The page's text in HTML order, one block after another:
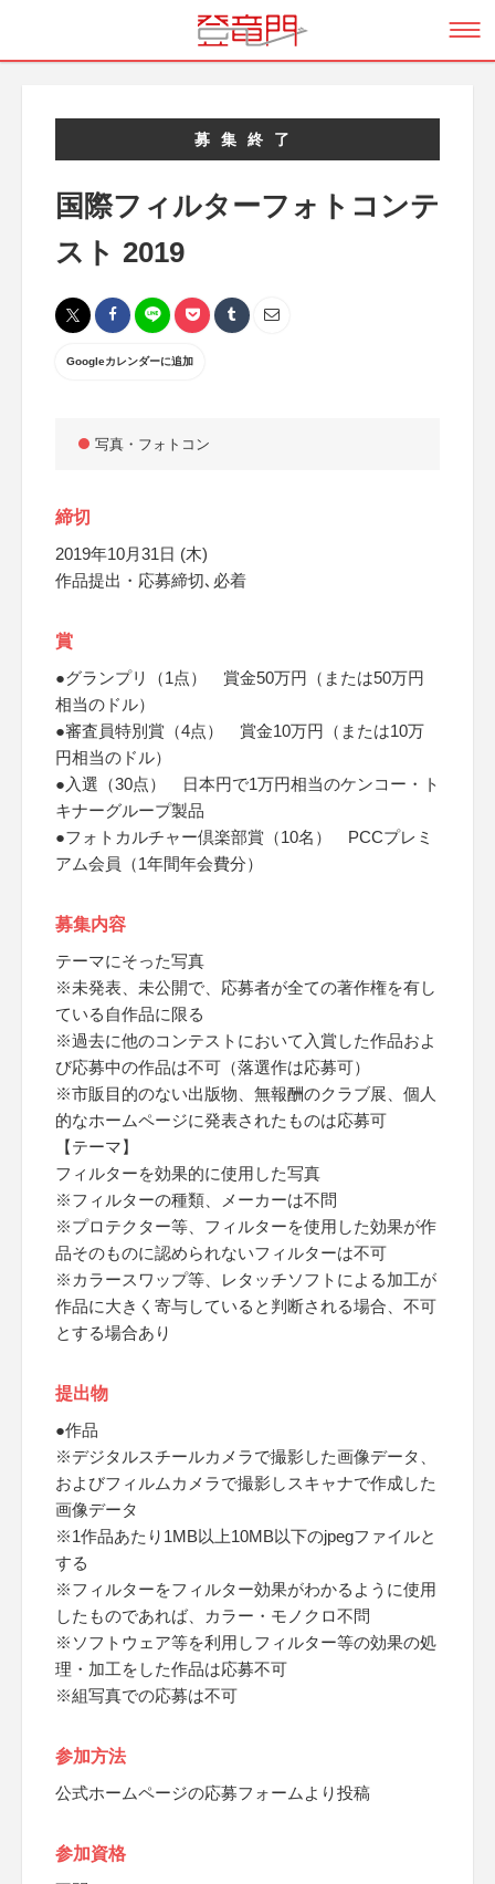
募集終了
国際フィルターフォトコンテ
スト 2019
Googleカレンダーに追加
写真・フォトコン
締切
2019年10月31日 (木)
作品提出・応募締切､必着
賞
●グランプリ（1点） 賞金50万円（または50万円
相当のドル）
●審査員特別賞（4点） 賞金10万円（または10万
円相当のドル）
●入選（30点） 日本円で1万円相当のケンコー・ト
キナーグループ製品
●フォトカルチャー倶楽部賞（10名） PCCプレミ
アム会員（1年間年会費分）
募集内容
テーマにそった写真
※未発表、未公開で、応募者が全ての著作権を有し
ている自作品に限る
※過去に他のコンテストにおいて入賞した作品およ
び応募中の作品は不可（落選作は応募可）
※市販目的のない出版物、無報酬のクラブ展、個人
的なホームページに発表されたものは応募可
【テーマ】
フィルターを効果的に使用した写真
※フィルターの種類、メーカーは不問
※プロテクター等、フィルターを使用した効果が作
品そのものに認められないフィルターは不可
※カラースワップ等、レタッチソフトによる加工が
作品に大きく寄与していると判断される場合、不可
とする場合あり
提出物
●作品
※デジタルスチールカメラで撮影した画像データ、
およびフィルムカメラで撮影しスキャナで作成した
画像データ
※1作品あたり1MB以上10MB以下のjpegファイルと
する
※フィルターをフィルター効果がわかるように使用
したものであれば、カラー・モノクロ不問
※ソフトウェア等を利用しフィルター等の効果の処
理・加工をした作品は応募不可
※組写真での応募は不可
参加方法
公式ホームページの応募フォームより投稿
参加資格